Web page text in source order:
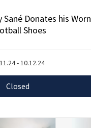
Sané Donates his Worn
Shoes
- 10.12.24
Closed